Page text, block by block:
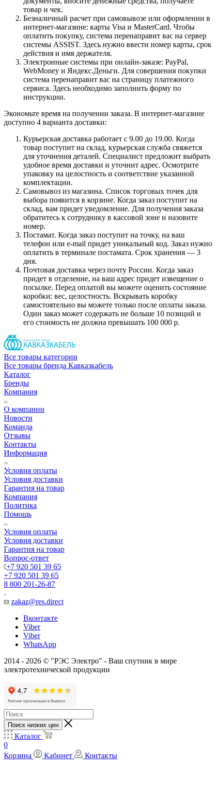
товар и чек.
Безналичный расчет при самовывозе или оформлении в
интернет-магазине: карты Visa и MasterCard. Чтобы
оплатить покупку, система перенаправит вас на сервер
системы ASSIST. Здесь нужно ввести номер карты, срок
действия и имя держателя.
Электронные системы при онлайн-заказе: PayPal,
WebMoney и Яндекс.Деньги. Для совершения покупки
система перенаправит вас на страницу платежного
сервиса. Здесь необходимо заполнить форму по
инструкции.
Экономьте время на получении заказа. В интернет-магазине
доступно 4 варианта доставки:
Курьерская доставка работает с 9.00 до 19.00. Когда
товар поступит на склад, курьерская служба свяжется
для уточнения деталей. Специалист предложит выбрать
удобное время доставки и уточнит адрес. Осмотрите
упаковку на целостность и соответствие указанной
комплектации.
Самовывоз из магазина. Список торговых точек для
выбора появится в корзине. Когда заказ поступит на
склад, вам придет уведомление. Для получения заказа
обратитесь к сотруднику в кассовой зоне и назовите
номер.
Постамат. Когда заказ поступит на точку, на ваш
телефон или e-mail придет уникальный код. Заказ нужно
оплатить в терминале постамата. Срок хранения — 3
дня.
Почтовая доставка через почту России. Когда заказ
придет в отделение, на ваш адрес придет извещение о
посылке. Перед оплатой вы можете оценить состояние
коробки: вес, целостность. Вскрывать коробку
самостоятельно вы можете только после оплаты заказа.
Один заказ может содержать не больше 10 позиций и
его стоимость не должна превышать 100 000 р.
Все товары категории
Все товары бренда Кавказкабель
Каталог
Бренды
Компания
О компании
Новости
Команда
Отзывы
Контакты
Информация
Условия оплаты
Условия доставки
Гарантия на товар
Компания
Политика
Помощь
Условия оплаты
Условия доставки
Гарантия на товар
Вопрос-ответ
+7 920 501 39 65
+7 920 501 39 65
8 800 201-26-87
zakaz@res.direct
Вконтакте
Viber
Viber
WhatsApp
2014 - 2026 © "РЭС Электро" - Ваш спутник в мире
электротехнической продукции
Поиск низких цен
Каталог
0
Корзина
Кабинет Контакты